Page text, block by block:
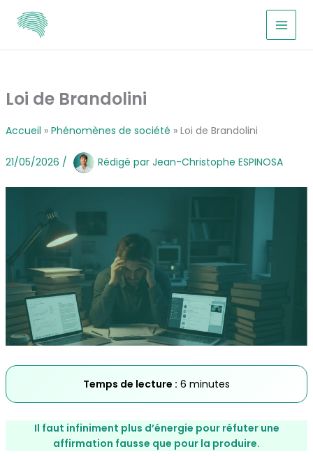
contenu
Loi de Brandolini
Accueil Phénomènes de société Loi de Brandolini
21/05/2026 / Rédigé par Jean-Christophe ESPINOSA
Temps de lecture : 6 minutes
Il faut infiniment plus d’énergie pour réfuter une
affirmation fausse que pour la produire.